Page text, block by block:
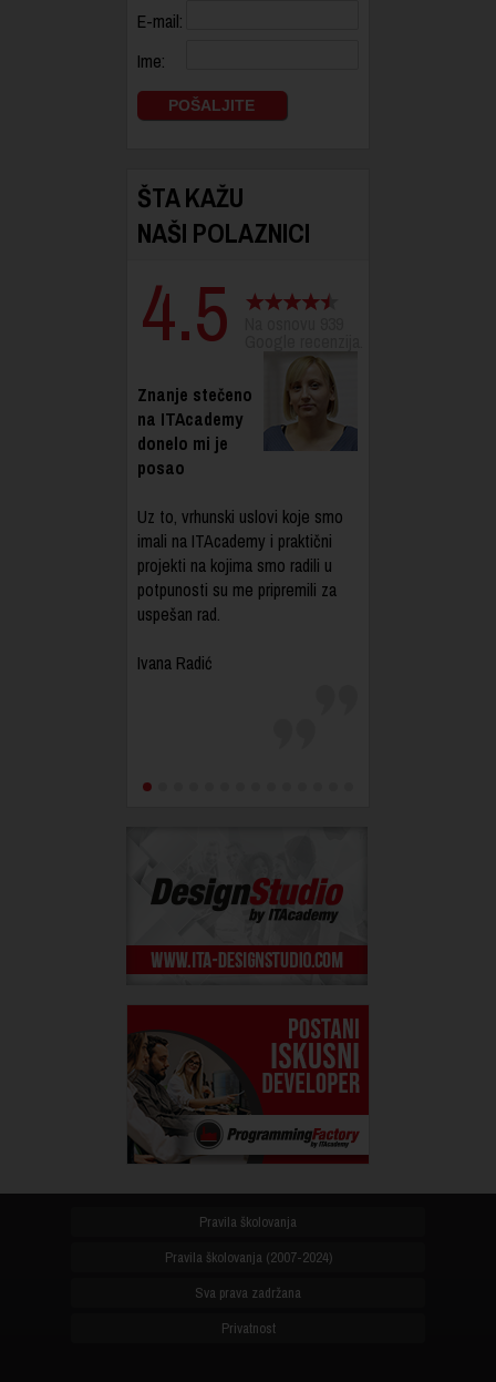
E-mail:
Ime:
ŠTA KAŽU
NAŠI POLAZNICI
4.5
Znanje stečeno
na ITAcademy
donelo mi je
posao
Uz to, vrhunski uslovi koje smo
imali na ITAcademy i praktični
projekti na kojima smo radili u
potpunosti su me pripremili za
uspešan rad.
Ivana Radić
Pravila školovanja
Pravila školovanja (2007-2024)
Sva prava zadržana
Privatnost